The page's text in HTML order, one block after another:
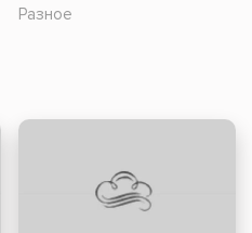
Разное